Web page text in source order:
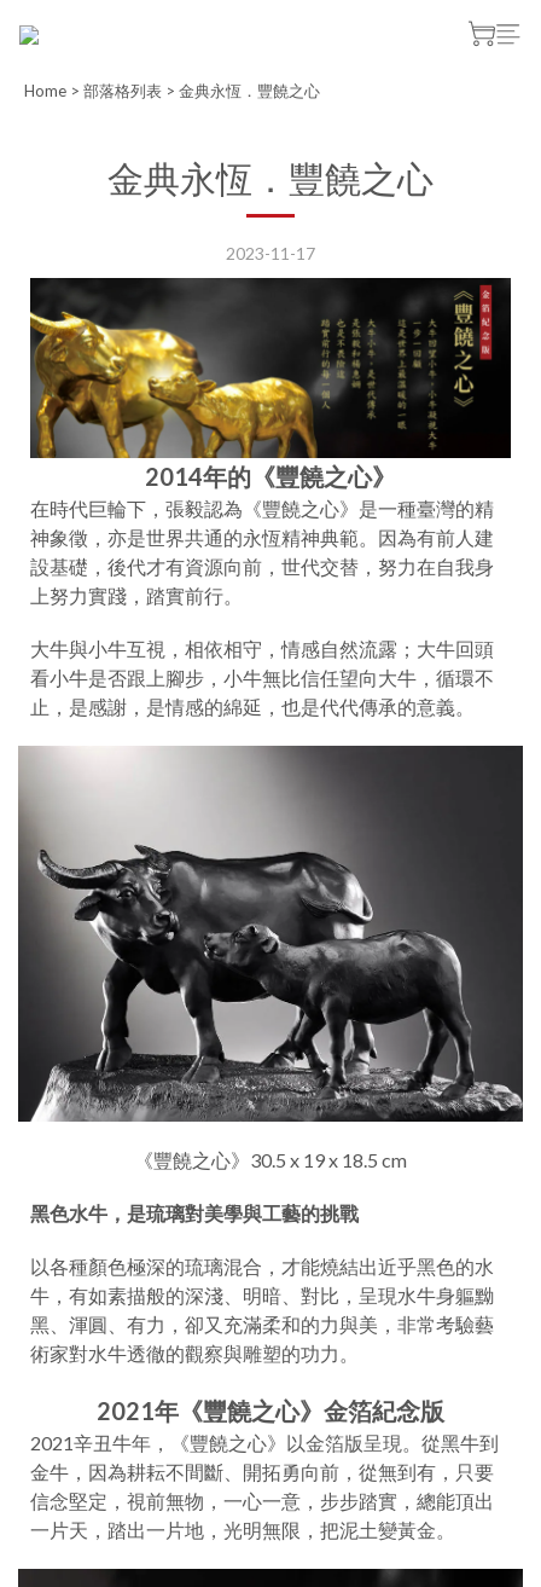
Home > 部落格列表 > 金典永恆．豐饒之心
金典永恆．豐饒之心
2023-11-17
2014年的《豐饒之心》
在時代巨輪下，張毅認為《豐饒之心》是一種臺灣的精
神象徵，亦是世界共通的永恆精神典範。因為有前人建
設基礎，後代才有資源向前，世代交替，努力在自我身
上努力實踐，踏實前行。
大牛與小牛互視，相依相守，情感自然流露；大牛回頭
看小牛是否跟上腳步，小牛無比信任望向大牛，循環不
止，是感謝，是情感的綿延，也是代代傳承的意義。
《豐饒之心》30.5 x 19 x 18.5 cm
黑色水牛，是琉璃對美學與工藝的挑戰
以各種顏色極深的琉璃混合，才能燒結出近乎黑色的水
牛，有如素描般的深淺、明暗、對比，呈現水牛身軀黝
黑、渾圓、有力，卻又充滿柔和的力與美，非常考驗藝
術家對水牛透徹的觀察與雕塑的功力。
2021年《豐饒之心》金箔紀念版
2021辛丑牛年，《豐饒之心》以金箔版呈現。從黑牛到
金牛，因為耕耘不間斷、開拓勇向前，從無到有，只要
信念堅定，視前無物，一心一意，步步踏實，總能頂出
一片天，踏出一片地，光明無限，把泥土變黃金。